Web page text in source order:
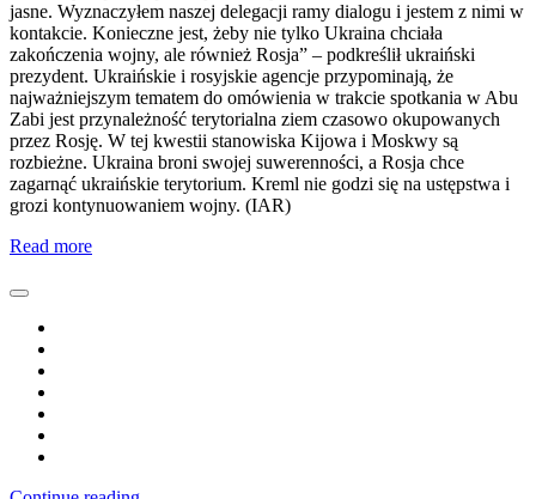
jasne. Wyznaczyłem naszej delegacji ramy dialogu i jestem z nimi w
kontakcie. Konieczne jest, żeby nie tylko Ukraina chciała
zakończenia wojny, ale również Rosja” – podkreślił ukraiński
prezydent. Ukraińskie i rosyjskie agencje przypominają, że
najważniejszym tematem do omówienia w trakcie spotkania w Abu
Zabi jest przynależność terytorialna ziem czasowo okupowanych
przez Rosję. W tej kwestii stanowiska Kijowa i Moskwy są
rozbieżne. Ukraina broni swojej suwerenności, a Rosja chce
zagarnąć ukraińskie terytorium. Kreml nie godzi się na ustępstwa i
grozi kontynuowaniem wojny. (IAR)
Read more